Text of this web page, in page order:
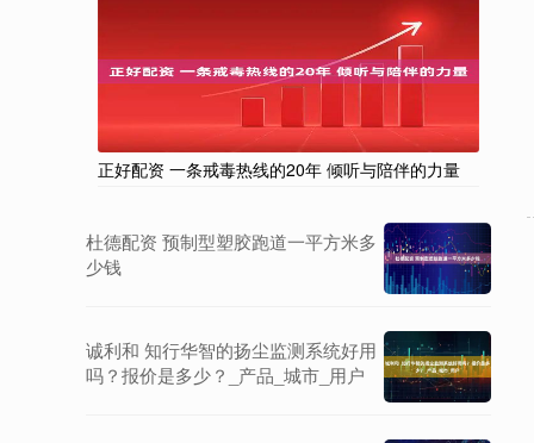
正好配资 一条戒毒热线的20年 倾听与陪伴的力量
杜德配资 预制型塑胶跑道一平方米多
少钱
诚利和 知行华智的扬尘监测系统好用
吗？报价是多少？_产品_城市_用户